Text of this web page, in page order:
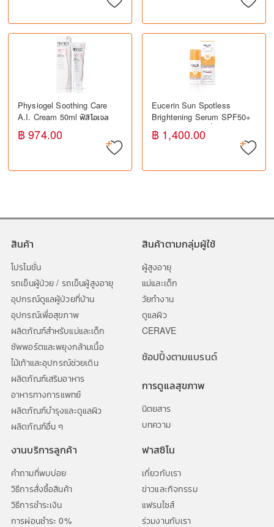
Physiogel Soothing Care
A.I. Cream 50ml ฟิสิโอเจล
ครีมบำรุงผิว สำหรับผิวแพ้ง่าย
ลดการระคายเคือง
฿ 974.00
Eucerin Sun Spotless
Brightening Serum SPF50+
50ml ยูเซอริน เซรั่มกันแดด ลด
จุดด่างดำ
฿ 1,400.00
สินค้า
โปรโมชั่น
รถเข็นผู้ป่วย / รถเข็นผู้สูงอายุ
อุปกรณ์ดูแลผู้ป่วยที่บ้าน
อุปกรณ์เพื่อสุขภาพ
ผลิตภัณฑ์สำหรับแม่และเด็ก
ซัพพอร์ตและพยุงกล้ามเนื้อ
ไม้เท้าและอุปกรณ์ช่วยเดิน
ผลิตภัณฑ์เสริมอาหาร
อาหารทางการแพทย์
ผลิตภัณฑ์บำรุงและดูแลผิว
ผลิตภัณฑ์อื่น ๆ
สินค้าตามกลุ่มผู้ใช้
ผู้สูงอายุ
แม่และเด็ก
วัยทำงาน
ดูแลผิว
CERAVE
ช้อปปิ้งตามแบรนด์
การดูแลสุขภาพ
นิตยสาร
บทความ
งานบริการลูกค้า
คำถามที่พบบ่อย
วิธีการสั่งซื้อสินค้า
วิธีการชำระเงิน
การผ่อนชำระ 0%
ฟาสซิโน
เกี่ยวกับเรา
ข่าวและกิจกรรม
แฟรนไซส์
ร่วมงานกับเรา